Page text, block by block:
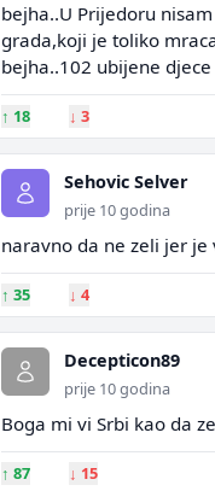
bejha..U Prijedoru
grada,koji je toliko
bejha..102 ubijene djece
↑ 18 ↓ 3
Sehovic Selver
prije 10 godina
naravno da ne zeli jer je
↑ 35 ↓ 4
Decepticon89
prije 10 godina
Boga mi vi Srbi kao da
↑ 87 ↓ 15